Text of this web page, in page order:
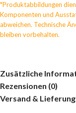
*Produktabbildungen
Komponenten und
abweichen. Technische
bleiben vorbehalten.
Zusätzliche
Rezensionen (0)
Versand & Lieferung